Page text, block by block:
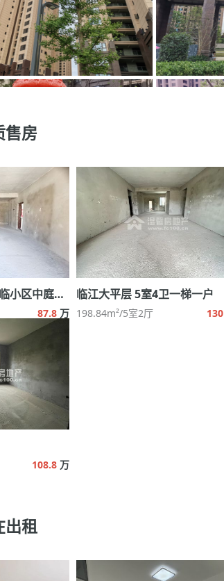
售房
河东新区碧波豪庭临小区中庭无增值税
87.8 万
临江大平层 5室4卫一梯一户
198.84m²/5室2厅 130
108.8 万
出租